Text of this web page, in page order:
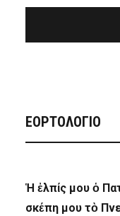
ΕΟΡΤΟΛΟΓΙΟ
Ἡ ἐλπίς μου ὁ
σκέπη μου τὸ